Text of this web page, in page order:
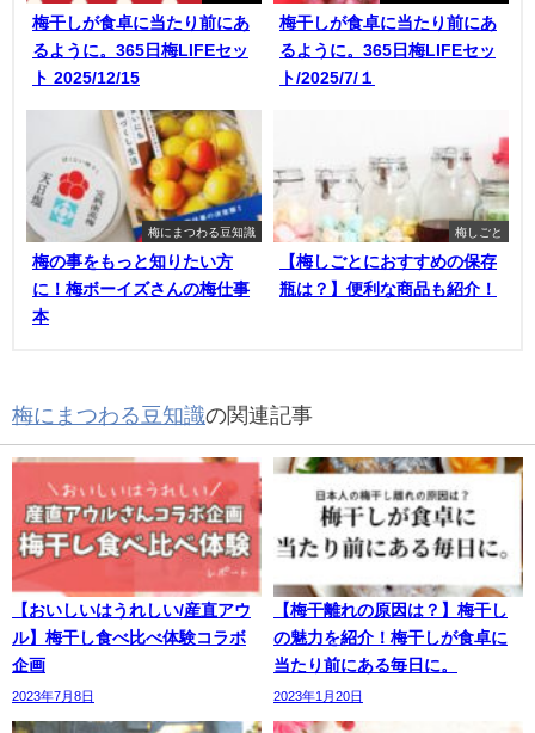
梅干しが食卓に当たり前にあ
るように。365日梅LIFEセッ
ト 2025/12/15
梅干しが食卓に当たり前にあ
るように。365日梅LIFEセッ
ト/2025/7/１
梅にまつわる豆知識
梅の事をもっと知りたい方
に！梅ボーイズさんの梅仕事
本
梅しごと
【梅しごとにおすすめの保存
瓶は？】便利な商品も紹介！
梅にまつわる豆知識の関連記事
【おいしいはうれしい/産直アウ
ル】梅干し食べ比べ体験コラボ
企画
2023年7月8日
【梅干離れの原因は？】梅干し
の魅力を紹介！梅干しが食卓に
当たり前にある毎日に。
2023年1月20日